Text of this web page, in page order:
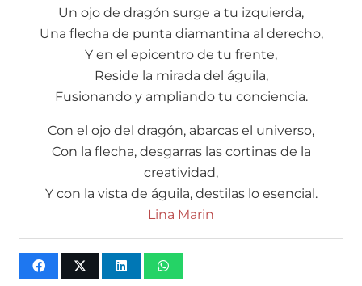
Un ojo de dragón surge a tu izquierda,
Una flecha de punta diamantina al derecho,
Y en el epicentro de tu frente,
Reside la mirada del águila,
Fusionando y ampliando tu conciencia.
Con el ojo del dragón, abarcas el universo,
Con la flecha, desgarras las cortinas de la
creatividad,
Y con la vista de águila, destilas lo esencial.
Lina Marin